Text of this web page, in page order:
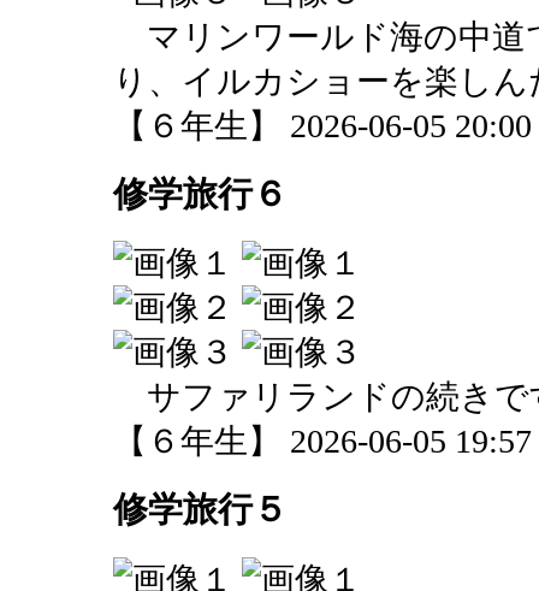
マリンワールド海の中道
り、イルカショーを楽し
【６年生】 2026-06-05
修学旅行６
サファリランドの続きで
【６年生】 2026-06-05
修学旅行５